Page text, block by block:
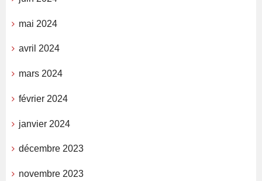
mai 2024
avril 2024
mars 2024
février 2024
janvier 2024
décembre 2023
novembre 2023